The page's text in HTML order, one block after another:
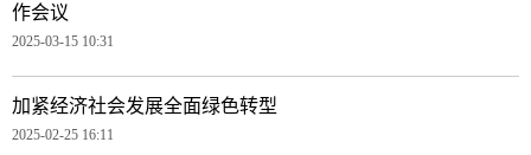
作会议
2025-03-15 10:31
加紧经济社会发展全面绿色转型
2025-02-25 16:11